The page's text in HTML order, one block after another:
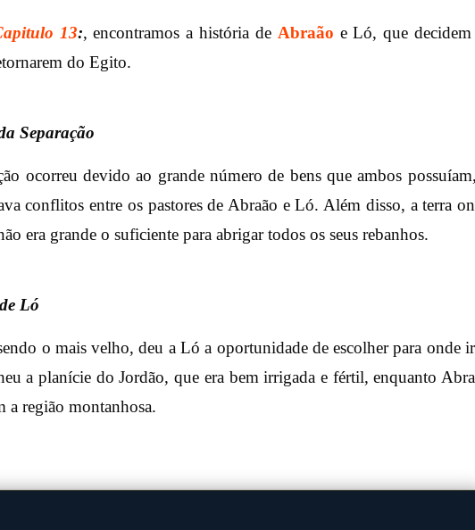
13:, encontramos a história de Abraão e Ló, que decidem
do Egito.
Separação
ocorreu devido ao grande número de bens que ambos
conflitos entre os pastores de Abraão e Ló. Além disso, a terra
era grande o suficiente para abrigar todos os seus rebanhos.
Ló
o mais velho, deu a Ló a oportunidade de escolher para onde
a planície do Jordão, que era bem irrigada e fértil, enquanto
a região montanhosa.